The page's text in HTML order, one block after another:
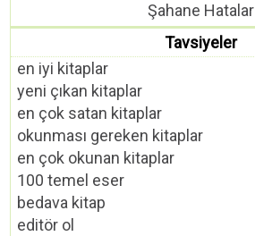
Şahane Hatalar
Tavsiyeler
en iyi kitaplar
yeni çıkan kitaplar
en çok satan kitaplar
okunması gereken kitaplar
en çok okunan kitaplar
100 temel eser
bedava kitap
editör ol